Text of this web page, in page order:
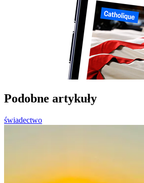
Podobne artykuły
świadectwo